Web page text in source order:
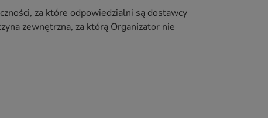
za które odpowiedzialni są dostawcy
zewnętrzna, za którą Organizator nie